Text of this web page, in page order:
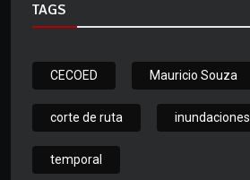
TAGS
CECOED Mauricio Souza
corte de ruta inundaciones
temporal